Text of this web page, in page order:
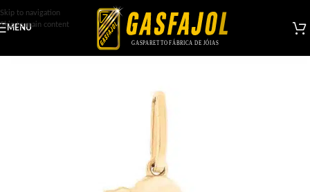
Skip to navigation
Skip to main content
MENU